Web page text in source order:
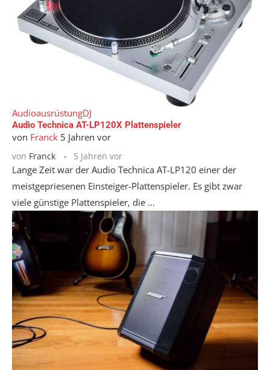
AudioausrüstungDJ
Audio Technica AT-LP120X Plattenspieler
von Franck 5 Jahren vor
von Franck 5 Jahren vor
Lange Zeit war der Audio Technica AT-LP120 einer der
meistgepriesenen Einsteiger-Plattenspieler. Es gibt zwar
viele günstige Plattenspieler, die ...